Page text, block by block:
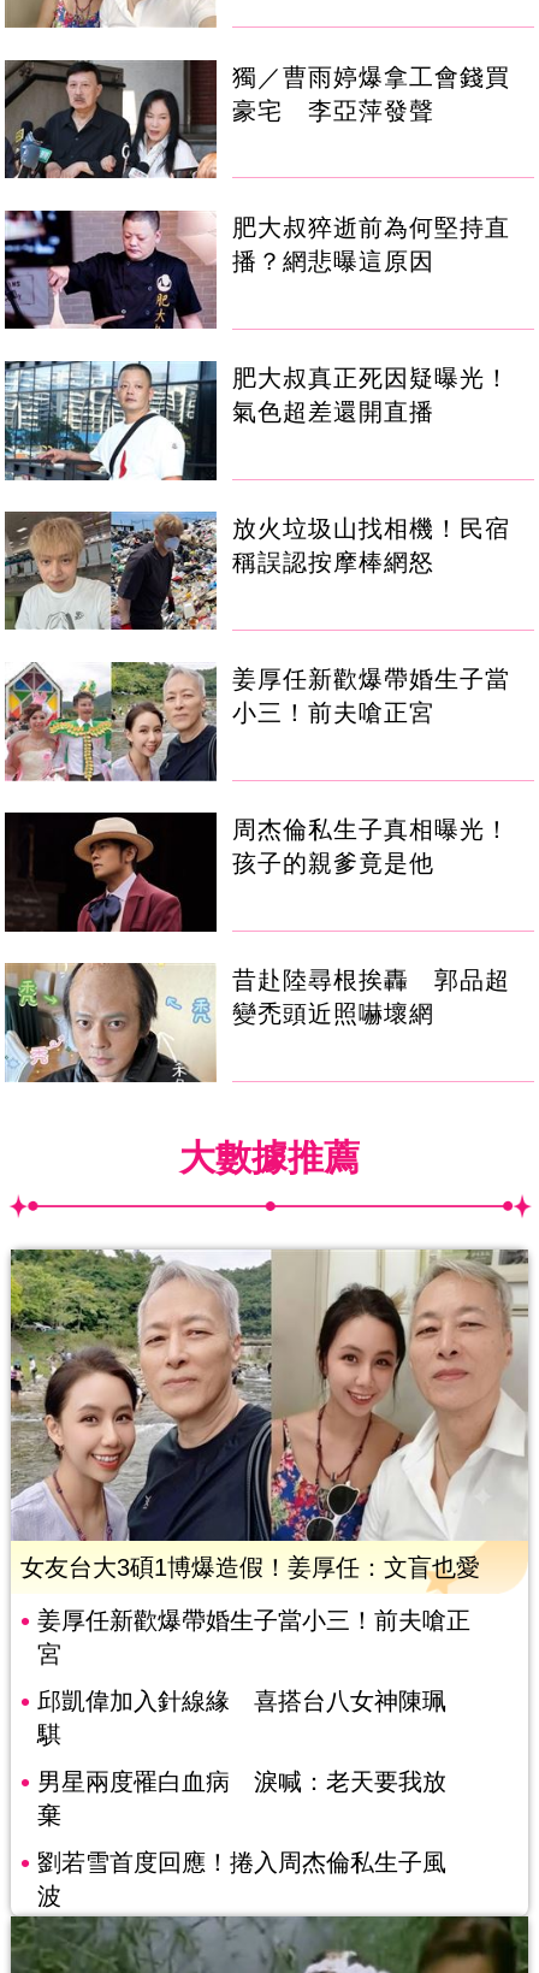
獨／曹雨婷爆拿工會錢買
豪宅 李亞萍發聲
肥大叔猝逝前為何堅持直
播？網悲曝這原因
肥大叔真正死因疑曝光！
氣色超差還開直播
放火垃圾山找相機！民宿
稱誤認按摩棒網怒
姜厚任新歡爆帶婚生子當
小三！前夫嗆正宮
周杰倫私生子真相曝光！
孩子的親爹竟是他
昔赴陸尋根挨轟 郭品超
變禿頭近照嚇壞網
大數據推薦
女友台大3碩1博爆造假！姜厚任：文盲也愛
姜厚任新歡爆帶婚生子當小三！前夫嗆正
宮
邱凱偉加入針線緣 喜搭台八女神陳珮
騏
男星兩度罹白血病 淚喊：老天要我放
棄
劉若雪首度回應！捲入周杰倫私生子風
波